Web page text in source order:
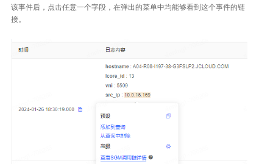
该事件后，点击任意一个字段，在弹出的菜单中均能够看到这个事件的链
接。